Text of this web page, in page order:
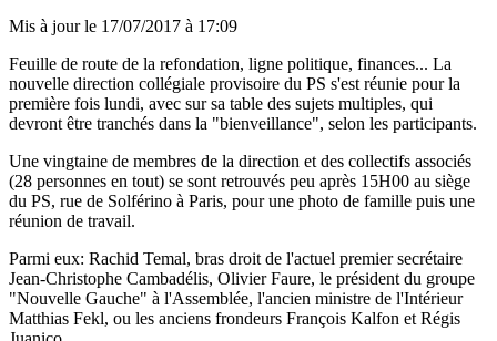
Mis à jour le 17/07/2017 à 17:09
Feuille de route de la refondation, ligne politique, finances... La
nouvelle direction collégiale provisoire du PS s'est réunie pour la
première fois lundi, avec sur sa table des sujets multiples, qui
devront être tranchés dans la "bienveillance", selon les participants.
Une vingtaine de membres de la direction et des collectifs associés
(28 personnes en tout) se sont retrouvés peu après 15H00 au siège
du PS, rue de Solférino à Paris, pour une photo de famille puis une
réunion de travail.
Parmi eux: Rachid Temal, bras droit de l'actuel premier secrétaire
Jean-Christophe Cambadélis, Olivier Faure, le président du groupe
"Nouvelle Gauche" à l'Assemblée, l'ancien ministre de l'Intérieur
Matthias Fekl, ou les anciens frondeurs François Kalfon et Régis